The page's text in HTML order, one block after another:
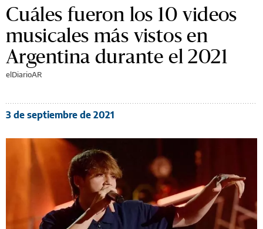
Cuáles fueron los 10 videos
musicales más vistos en
Argentina durante el 2021
elDiarioAR
3 de septiembre de 2021